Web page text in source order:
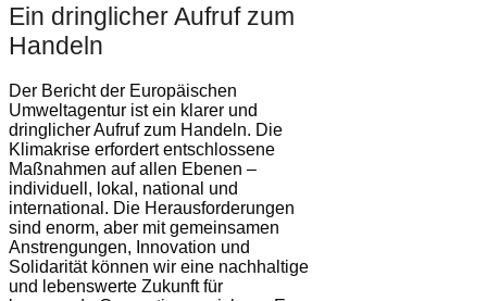
Ein dringlicher Aufruf zum
Handeln
Der Bericht der Europäischen
Umweltagentur ist ein klarer und
dringlicher Aufruf zum Handeln. Die
Klimakrise erfordert entschlossene
Maßnahmen auf allen Ebenen –
individuell, lokal, national und
international. Die Herausforderungen
sind enorm, aber mit gemeinsamen
Anstrengungen, Innovation und
Solidarität können wir eine nachhaltige
und lebenswerte Zukunft für